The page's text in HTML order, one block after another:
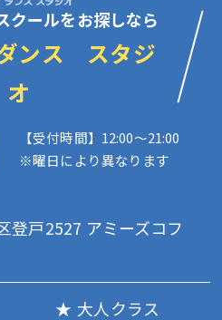
クールをお探しなら
ンス スタジ
オ
【受付時間】12:00〜21:00
※曜日により異なります
登戸2527 アミーズコフ
大人クラス